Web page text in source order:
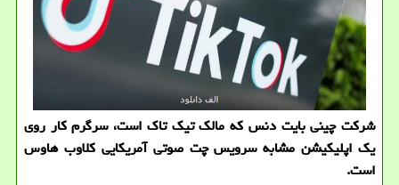
شرکت چینی بایت دنس که مالک تیک تاک است، سرگرم کار روی
یک اپلیکیشن مشابه سرویس چت صوتی آمریکایی کلاوب هاوس
است.